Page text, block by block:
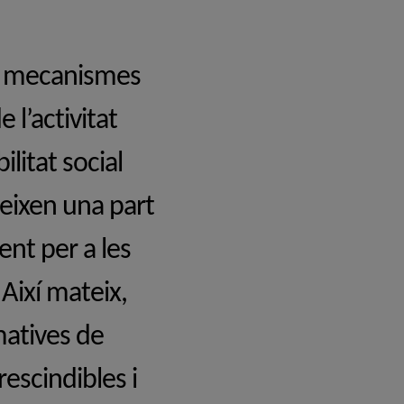
l’activitat
social
una part
per a les
mateix,
de
i